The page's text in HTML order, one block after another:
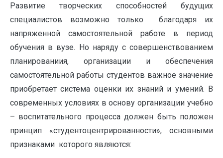
Развитие творческих способностей будущих
специалистов возможно только благодаря их
напряженной самостоятельной работе в период
обучения в вузе. Но наряду с совершенствованием
планированиия, организации и обеспечения
самостоятельной работы студентов важное значение
приобретает система оценки их знаний и умений. В
современных условиях в основу организации учебно
– воспитательного процесса должен быть положен
принцип «студентоцентрированности», основными
признаками которого являются: